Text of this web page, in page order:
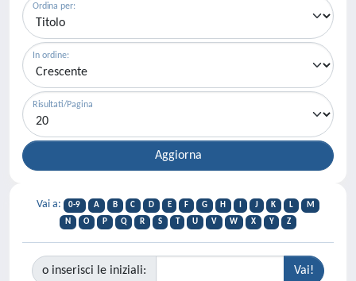
Ordina per:
In ordine:
Risultati/Pagina
Vai a: 0-9 A B C D E F G H J K L
M
N
O P Q R S T U V W X Y Z
o inserisci le iniziali: